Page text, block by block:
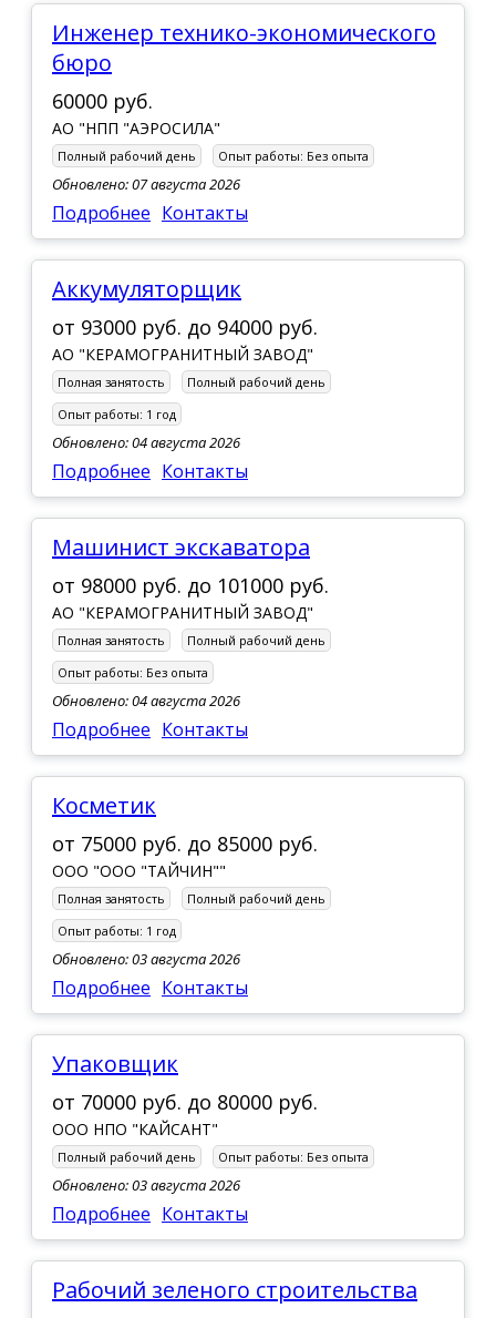
Инженер технико-экономического
бюро
60000 руб.
АО "НПП "АЭРОСИЛА"
Полный рабочий день Опыт работы: Без опыта
Обновлено: 07 августа 2026
Подробнее Контакты
Аккумуляторщик
от 93000 руб. до 94000 руб.
АО "КЕРАМОГРАНИТНЫЙ ЗАВОД"
Полная занятость
Полный рабочий день
Опыт работы: 1 год
Обновлено: 04 августа 2026
Подробнее Контакты
Машинист экскаватора
от 98000 руб. до 101000 руб.
АО "КЕРАМОГРАНИТНЫЙ ЗАВОД"
Полная занятость
Полный рабочий день
Опыт работы: Без опыта
Обновлено: 04 августа 2026
Подробнее Контакты
Косметик
от 75000 руб. до 85000 руб.
ООО "ООО "ТАЙЧИН""
Полная занятость
Полный рабочий день
Опыт работы: 1 год
Обновлено: 03 августа 2026
Подробнее Контакты
Упаковщик
от 70000 руб. до 80000 руб.
ООО НПО "КАЙСАНТ"
Полный рабочий день Опыт работы: Без опыта
Обновлено: 03 августа 2026
Подробнее Контакты
Рабочий зеленого строительства